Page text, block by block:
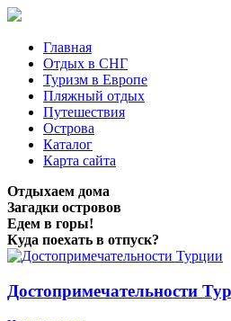
Главная
Отдых в СНГ
Туризм в Европе
Пляжный отдых
Путешествия
Острова
Каталог
Карта сайта
Отдыхаем дома
Загадки островов
Едем в горы!
Куда поехать в отпуск?
Достопримечательности